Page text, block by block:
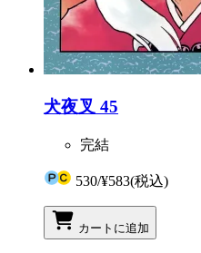
犬夜叉 45
完結
530/¥583(税込)
カートに追加